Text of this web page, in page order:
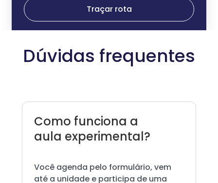
Traçar rota
Dúvidas frequentes
Como funciona a
aula experimental?
Você agenda pelo formulário, vem
até a unidade e participa de uma